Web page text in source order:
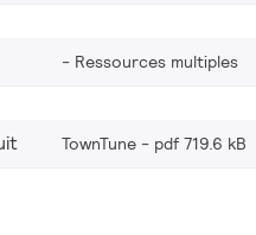
Ressources multiples
TownTune pdf 719.6 kB